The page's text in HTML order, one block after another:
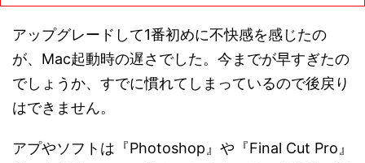
アップグレードして1番初めに不快感を感じたの
が、Mac起動時の遅さでした。今までが早すぎたの
でしょうか、すでに慣れてしまっているので後戻り
はできません。
アプやソフトは『Photoshop』や『Final Cut Pro』